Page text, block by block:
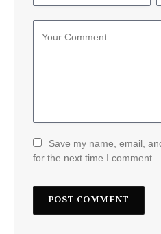
Save my name, email,
for the next time I comment.